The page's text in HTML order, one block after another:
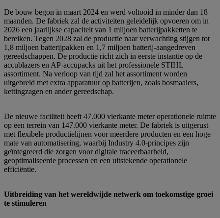
De bouw begon in maart 2024 en werd voltooid in minder dan 18
maanden. De fabriek zal de activiteiten geleidelijk opvoeren om in
2026 een jaarlijkse capaciteit van 1 miljoen batterijpakketten te
bereiken. Tegen 2028 zal de productie naar verwachting stijgen tot
1,8 miljoen batterijpakken en 1,7 miljoen batterij-aangedreven
gereedschappen. De productie richt zich in eerste instantie op de
accublazers en AP-accupacks uit het professionele STIHL
assortiment. Na verloop van tijd zal het assortiment worden
uitgebreid met extra apparatuur op batterijen, zoals bosmaaiers,
kettingzagen en ander gereedschap.
De nieuwe faciliteit heeft 47.000 vierkante meter operationele ruimte
op een terrein van 147.000 vierkante meter. De fabriek is uitgerust
met flexibele productielijnen voor meerdere producten en een hoge
mate van automatisering, waarbij Industry 4.0-principes zijn
geïntegreerd die zorgen voor digitale traceerbaarheid,
geoptimaliseerde processen en een uitstekende operationele
efficiëntie.
Uitbreiding van het wereldwijde netwerk om toekomstige groei
te stimuleren